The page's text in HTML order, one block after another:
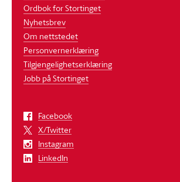
Ordbok for Stortinget
Nyhetsbrev
Om nettstedet
Personvernerklæring
Tilgjengelighetserklæring
Jobb på Stortinget
Facebook
X/Twitter
Instagram
LinkedIn